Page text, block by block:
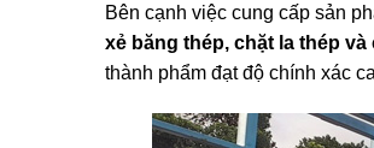
Bên cạnh việc cung cấp sản
xẻ băng thép, chặt la thép
thành phẩm đạt độ chính xác